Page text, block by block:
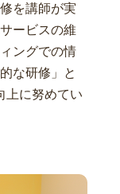
を講師が実
ービスの維
ングでの情
な研修」と
上に努めてい